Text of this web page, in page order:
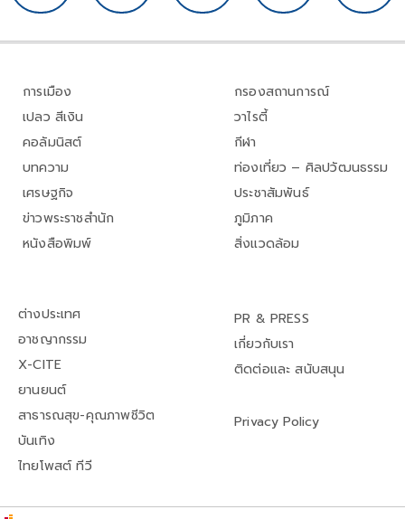
การเมือง
เปลว สีเงิน
คอลัมนิสต์
บทความ
เศรษฐกิจ
ข่าวพระราชสำนัก
หนังสือพิมพ์
กรองสถานการณ์
วาไรตี้
กีฬา
ท่องเที่ยว – ศิลปวัฒนธรรม
ประชาสัมพันธ์
ภูมิภาค
สิ่งแวดล้อม
ต่างประเทศ
อาชญากรรม
X-CITE
ยานยนต์
สาธารณสุข-คุณภาพชีวิต
บันเทิง
ไทยโพสต์ ทีวี
PR & PRESS
เกี่ยวกับเรา
ติดต่อและ สนับสนุน
Privacy Policy